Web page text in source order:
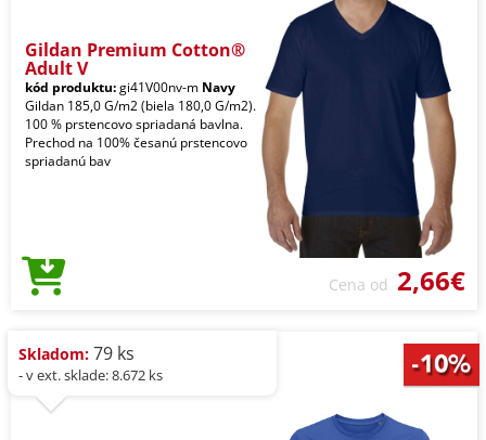
Gildan Premium Cotton®
Adult V
kód produktu:gi41V00nv-m Navy
Gildan 185,0 G/m2 (biela 180,0 G/m2).
100 % prstencovo spriadaná bavlna.
Prechod na 100% česanú prstencovo
spriadanú bav
Cena od 2,66€
Skladom: 79 ks
- v ext. sklade: 8.672 ks